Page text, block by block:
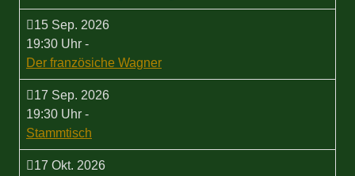
15 Sep. 2026
19:30 Uhr -
Der französiche Wagner
17 Sep. 2026
19:30 Uhr -
Stammtisch
17 Okt. 2026